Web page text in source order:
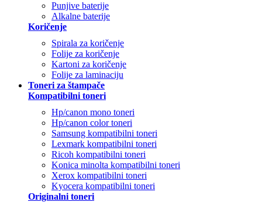
Punjive baterije
Alkalne baterije
Koričenje
Spirala za koričenje
Folije za koričenje
Kartoni za koričenje
Folije za laminaciju
Toneri za štampače
Kompatibilni toneri
Hp/canon mono toneri
Hp/canon color toneri
Samsung kompatibilni toneri
Lexmark kompatibilni toneri
Ricoh kompatibilni toneri
Konica minolta kompatibilni toneri
Xerox kompatibilni toneri
Kyocera kompatibilni toneri
Originalni toneri